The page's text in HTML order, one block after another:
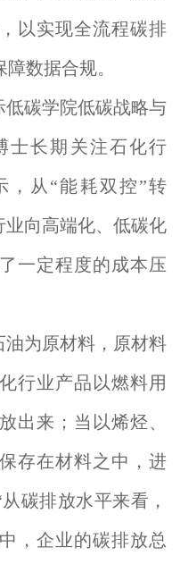
以实现全流程碳排
数据合规。
碳学院低碳战略与
士长期关注石化行
，从“能耗双控”转
业向高端化、低碳化
一定程度的成本压
为原材料，原材料
行业产品以燃料用
出来；当以烯烃、
存在材料之中，进
碳排放水平来看，
，企业的碳排放总